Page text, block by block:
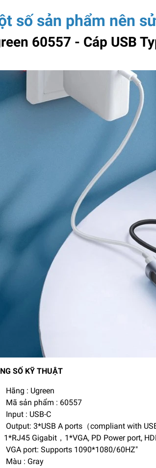
số sản phẩm nên
60557 - Cáp USB
SỐ KỸ THUẬT
Hãng : Ugreen
Mã sản phẩm : 60557
Input : USB-C
Output: 3*USB A ports（compliant with
1*RJ45 Gigabit，1*VGA, PD Power port,
VGA port: Supports 1090*1080/60HZ"
Màu : Gray